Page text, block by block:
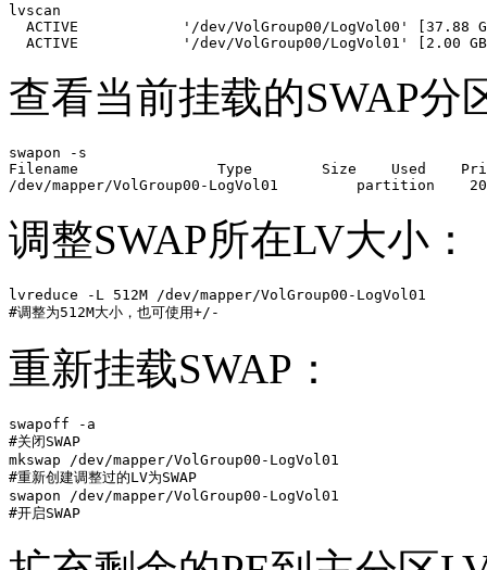
lvscan
ACTIVE            '/dev/VolGroup00/LogVol00' [37.88
ACTIVE            '/dev/VolGroup00/LogVol01' [2.00
查看当前挂载的SWAP分
swapon -s
Filename                Type        Size    Used
/dev/mapper/VolGroup00-LogVol01         partition
调整SWAP所在LV大小：
lvreduce -L 512M /dev/mapper/VolGroup00-LogVol01
#调整为512M大小，也可使用+/-
重新挂载SWAP：
swapoff -a
#关闭SWAP
mkswap /dev/mapper/VolGroup00-LogVol01
#重新创建调整过的LV为SWAP
swapon /dev/mapper/VolGroup00-LogVol01
#开启SWAP